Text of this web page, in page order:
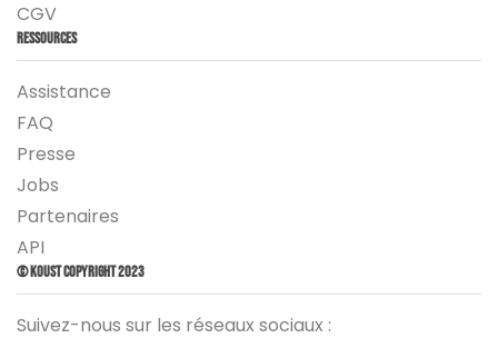
CGV
Ressources
Assistance
FAQ
Presse
Jobs
Partenaires
API
© Koust Copyright 2023
Suivez-nous sur les réseaux sociaux :